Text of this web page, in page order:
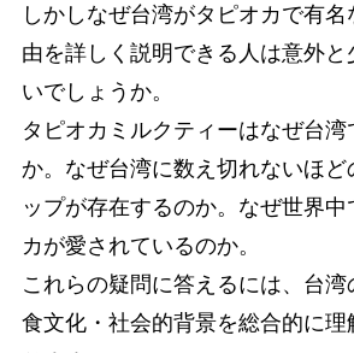
しかしなぜ台湾がタピオカで有
由を詳しく説明できる人は意外と
いでしょうか。
タピオカミルクティーはなぜ台
か。なぜ台湾に数え切れないほど
ップが存在するのか。なぜ世界中
カが愛されているのか。
これらの疑問に答えるには、台湾
食文化・社会的背景を総合的に理